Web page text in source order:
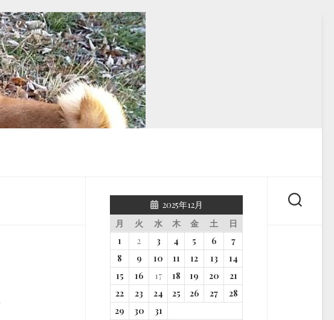
2025年12月
月
火 水 木 金 土
日
1
2 3 4 5 6
7
8
9 10 11 12 13
14
15
16 17 18 19 20
21
22
23 24 25 26 27
28
29
30
31